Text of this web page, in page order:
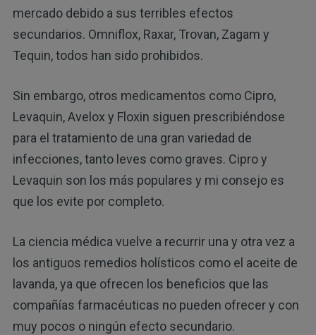
mercado debido a sus terribles efectos
secundarios. Omniflox, Raxar, Trovan, Zagam y
Tequin, todos han sido prohibidos.
Sin embargo, otros medicamentos como Cipro,
Levaquin, Avelox y Floxin siguen prescribiéndose
para el tratamiento de una gran variedad de
infecciones, tanto leves como graves. Cipro y
Levaquin son los más populares y mi consejo es
que los evite por completo.
La ciencia médica vuelve a recurrir una y otra vez a
los antiguos remedios holísticos como el aceite de
lavanda, ya que ofrecen los beneficios que las
compañías farmacéuticas no pueden ofrecer y con
muy pocos o ningún efecto secundario.